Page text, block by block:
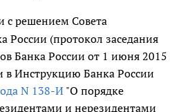
с решением Совета
России (протокол заседания
Банка России от 1 июня 2015
в Инструкцию Банка России
N 138-И "О порядке
и нерезидентами